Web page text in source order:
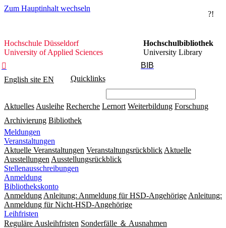
Zum Hauptinhalt wechseln
?!
Hochschule
Düsseldorf
Hochschule Düsseldorf
University of Applied Sciences
Hochschulbibliothek
University Library

BIB
English site EN Quicklinks
Aktuelles Ausleihe Recherche Lernort Weiterbildung Forschung
Archivierung Bibliothek
Meldungen
Veranstaltungen
Aktuelle Veranstaltungen Veranstaltungsrückblick Aktuelle
Ausstellungen Ausstellungsrückblick
Stellenausschreibungen
Anmeldung
Bibliothekskonto
Anmeldung Anleitung: Anmeldung für HSD-Angehörige Anleitung:
Anmeldung für Nicht-HSD-Angehörige
Leihfristen
Reguläre Ausleihfristen Sonderfälle ＆ Ausnahmen